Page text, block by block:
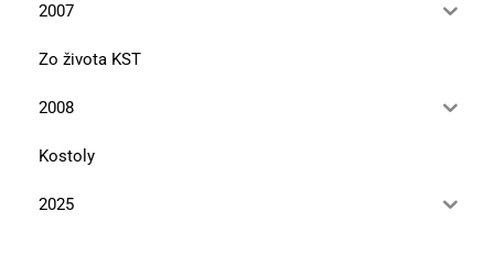
2007
Zo života KST
2008
Kostoly
2025